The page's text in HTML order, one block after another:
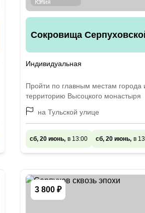
Сокровища
Индивидуальная
Пройти по главным местам города
территорию Высоцкого монастыря
на Тульской улице
сб, 20 июнь, в 13:00 сб, 20 июнь, в
3 800 ₽